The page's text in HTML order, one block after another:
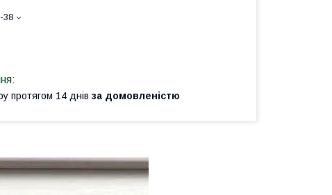
38
протягом 14 днів за домовленістю